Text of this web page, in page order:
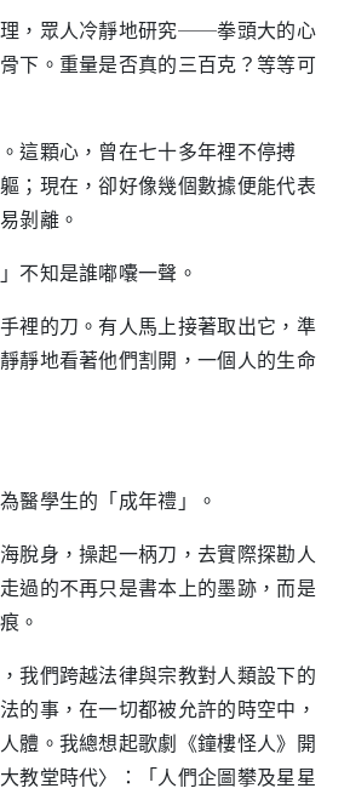
，眾人冷靜地研究──拳頭大的心
下。重量是否真的三百克？等等可
顆心，曾在七十多年裡不停搏
；現在，卻好像幾個數據便能代表
剝離。
知是誰嘟囔一聲。
的刀。有人馬上接著取出它，準
靜地看著他們割開，一個人的生命
學生的「成年禮」。
身，操起一柄刀，去實際探勘人
過的不再只是書本上的墨跡，而是
。
們跨越法律與宗教對人類設下的
的事，在一切都被允許的時空中，
體。我總想起歌劇《鐘樓怪人》開
教堂時代〉：「人們企圖攀及星星